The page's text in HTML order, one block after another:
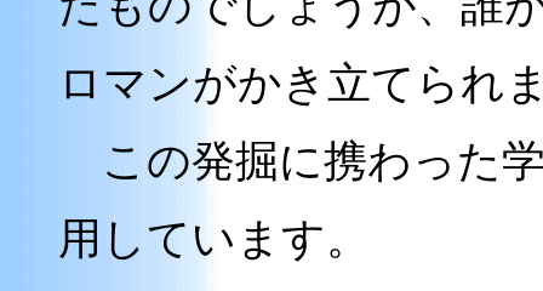
ロマンがかき立てられ
この発掘に携わった
用しています。